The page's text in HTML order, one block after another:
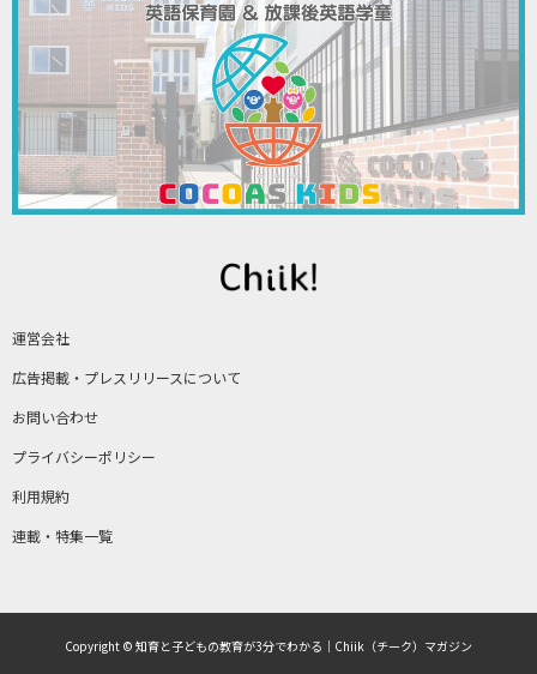
運営会社
広告掲載・プレスリリースについて
お問い合わせ
プライバシーポリシー
利用規約
連載・特集一覧
Copyright © 知育と子どもの教育が3分でわかる｜Chiik（チーク）マガジン